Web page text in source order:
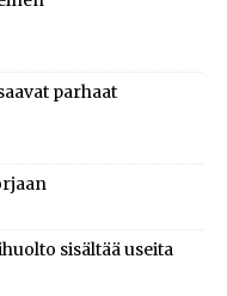
parhaat
sisältää useita